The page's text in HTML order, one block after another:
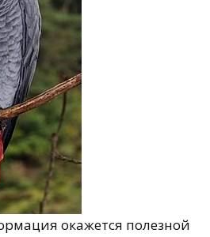
окажется полезной